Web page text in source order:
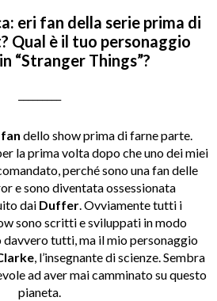
eri fan della serie prima di
Qual è il tuo personaggio
“Stranger Things”?
fan dello show prima di farne parte.
la prima volta dopo che uno dei miei
perché sono una fan delle
e sono diventata ossessionata
dai Duffer . Ovviamente tutti i
sono scritti e sviluppati in modo
davvero tutti, ma il mio personaggio
, l’insegnante di scienze. Sembra
ad aver mai camminato su questo
pianeta.